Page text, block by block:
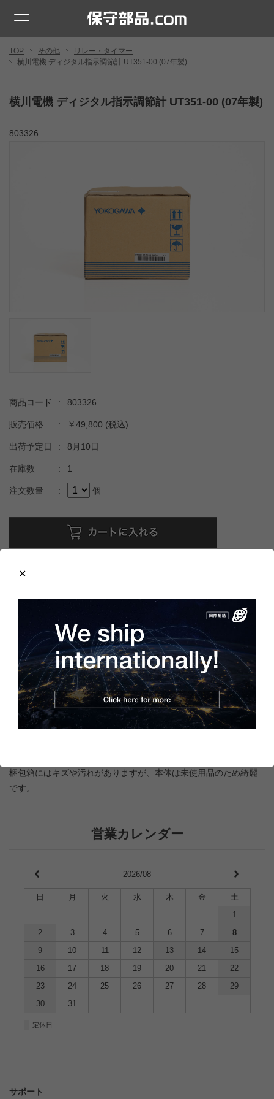
TOP その他
リレー・タイマー
横川電機 ディジタル指示調節計 UT351-00 (07年製)
横川電機 ディジタル指示調節計 UT351-00 (07年製)
803326
商品コード : 803326
販売価格 : ￥49,800 (税込)
出荷予定日 : 8月10日
在庫数 : 1
注文数量 : 個
電源電圧：AC100～240V 50/60Hz
種類：一般形
付加機能：なし
商品の状態
製造年：2007年
梱包箱にはキズや汚れがありますが、本体は未使用品のため綺麗
です。
営業カレンダー
2026/08
日 月 火 水 木 金
土
1
2
3 4 5 6 7
8
9
10 11 12 13 14
15
16
17 18 19 20 21
22
23
24 25 26 27 28
29
30
31
定休日
サポート